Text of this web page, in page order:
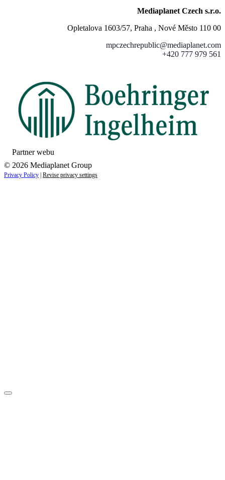
Mediaplanet Czech s.r.o.
Opletalova 1603/57, Praha , Nové Město 110 00
mpczechrepublic@mediaplanet.com
+420 777 979 561
Partner webu
© 2026 Mediaplanet Group
Privacy Policy | Revise privacy settings